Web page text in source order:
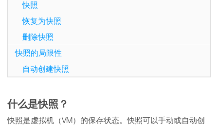
什么是快照？
快照是虚拟机（VM）的保存状态。快照可以手动或自动创
快照
恢复为快照
删除快照
快照的局限性
自动创建快照